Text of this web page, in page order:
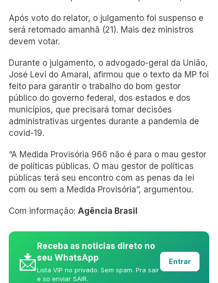
Após voto do relator, o julgamento foi suspenso e
será retomado amanhã (21). Mais dez ministros
devem votar.
Durante o julgamento, o advogado-geral da União,
José Levi do Amaral, afirmou que o texto da MP foi
feito para garantir o trabalho do bom gestor
público do governo federal, dos estados e dos
municípios, que precisará tomar decisões
administrativas urgentes durante a pandemia de
covid-19.
“A Medida Provisória 966 não é para o mau gestor
de políticas públicas. O mau gestor de políticas
públicas terá seu encontro com as penas da lei
com ou sem a Medida Provisória”, argumentou.
Com informação: Agência Brasil
📩
Receba as noticias direto no
seu WhatsApp
Lista VIP no privado. Sem spam. Pra sair
e so enviar SAIR.
Entrar